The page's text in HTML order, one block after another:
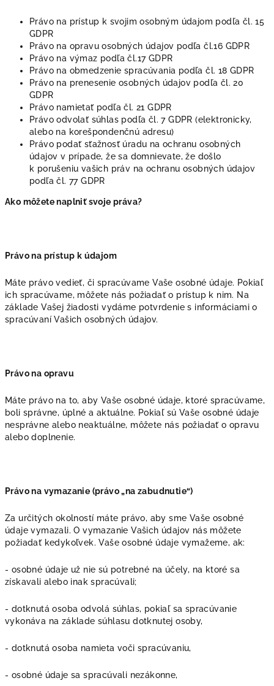
Právo na prístup k svojim osobným údajom podľa čl. 15
GDPR
Právo na opravu osobných údajov podľa čl.16 GDPR
Právo na výmaz podľa čl.17 GDPR
Právo na obmedzenie spracúvania podľa čl. 18 GDPR
Právo na prenesenie osobných údajov podľa čl. 20
GDPR
Právo namietať podľa čl. 21 GDPR
Právo odvolať súhlas podľa čl. 7 GDPR (elektronicky,
alebo na korešpondenčnú adresu)
Právo podať sťažnosť úradu na ochranu osobných
údajov v prípade, že sa domnievate, že došlo
k porušeniu vašich práv na ochranu osobných údajov
podľa čl. 77 GDPR
Ako môžete naplniť svoje práva?
Právo na prístup k údajom
Máte právo vedieť, či spracúvame Vaše osobné údaje. Pokiaľ
ich spracúvame, môžete nás požiadať o prístup k nim. Na
základe Vašej žiadosti vydáme potvrdenie s informáciami o
spracúvaní Vašich osobných údajov.
Právo na opravu
Máte právo na to, aby Vaše osobné údaje, ktoré spracúvame,
boli správne, úplné a aktuálne. Pokiaľ sú Vaše osobné údaje
nesprávne alebo neaktuálne, môžete nás požiadať o opravu
alebo doplnenie.
Právo na vymazanie (právo „na zabudnutie“)
Za určitých okolností máte právo, aby sme Vaše osobné
údaje vymazali. O vymazanie Vašich údajov nás môžete
požiadať kedykoľvek. Vaše osobné údaje vymažeme, ak:
- osobné údaje už nie sú potrebné na účely, na ktoré sa
získavali alebo inak spracúvali;
- dotknutá osoba odvolá súhlas, pokiaľ sa spracúvanie
vykonáva na základe súhlasu dotknutej osoby,
- dotknutá osoba namieta voči spracúvaniu,
- osobné údaje sa spracúvali nezákonne,